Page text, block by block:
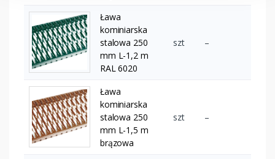
Ława
kominiarska
stalowa 250
mm L-1,2 m
RAL 6020
szt –
Ława
kominiarska
stalowa 250
mm L-1,5 m
brązowa
szt –